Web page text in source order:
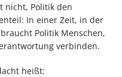
nicht, Politik den
In einer Zeit, in der
Politik Menschen,
verbinden.
heißt: